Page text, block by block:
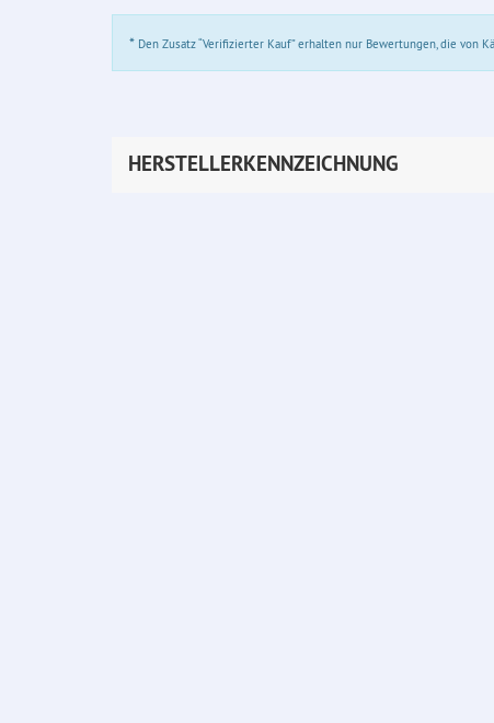
* Den Zusatz “Verifizierter Kauf” erhalten nur Bewertungen, die von
HERSTELLERKENNZEICHNUNG